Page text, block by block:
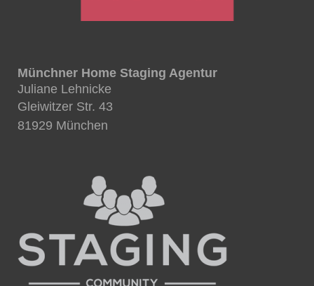
Münchner Home Staging Agentur
Juliane Lehnicke
Gleiwitzer Str. 43
81929 München